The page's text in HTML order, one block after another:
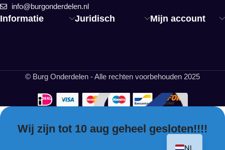
Informatie Juridisch Mijn account
info@burgonderdelen.nl
© Burg Onderdelen - Alle rechten voorbehouden 2025
Wij zijn tot 10 aug geheel gesloten!!!!
NL
EN